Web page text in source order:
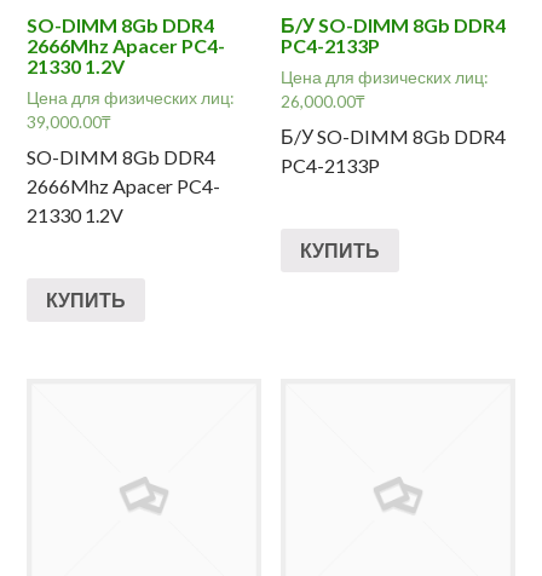
SO-DIMM 8Gb DDR4
2666Mhz Apacer PC4-
21330 1.2V
Цена для физических лиц:
39,000.00₸
SO-DIMM 8Gb DDR4
2666Mhz Apacer PC4-
21330 1.2V
КУПИТЬ
Б/У SO-DIMM 8Gb DDR4
PC4-2133P
Цена для физических лиц:
26,000.00₸
Б/У SO-DIMM 8Gb DDR4
PC4-2133P
КУПИТЬ